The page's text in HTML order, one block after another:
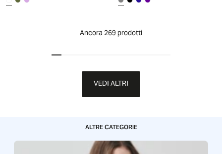
Ancora 269 prodotti
VEDI ALTRI
ALTRE CATEGORIE